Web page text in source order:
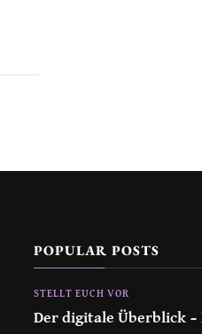
POPULAR POSTS
STELLT EUCH VOR
Der digitale Überblick